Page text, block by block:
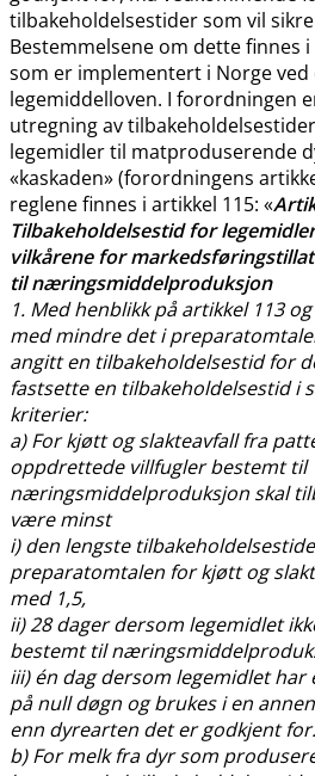
tilbakeholdelsestider som vil
Bestemmelsene om dette finnes
som er implementert i Norge ved
legemiddelloven. I forordningen
utregning av
legemidler til matproduserende
«kaskaden» (forordningens
reglene finnes i artikkel 115: «
Tilbakeholdelsestid for
vilkårene for
til næringsmiddelproduksjon
1. Med henblikk på artikkel 113
med mindre det i
angitt en tilbakeholdelsestid for
fastsette en tilbakeholdelsestid i
kriterier:
a) For kjøtt og slakteavfall fra
oppdrettede villfugler bestemt til
næringsmiddelproduksjon skal
være minst
i) den lengste
preparatomtalen for kjøtt og
med 1,5,
ii) 28 dager dersom legemidlet
bestemt til
iii) én dag dersom legemidlet
på null døgn og brukes i en
enn dyrearten det er godkjent for.
b) For melk fra dyr som